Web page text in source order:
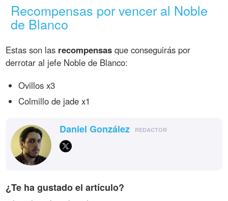
Recompensas por vencer al Noble
de Blanco
Estas son las recompensas que conseguirás por
derrotar al jefe Noble de Blanco:
Ovillos x3
Colmillo de jade x1
Daniel González REDACTOR
¿Te ha gustado el artículo?